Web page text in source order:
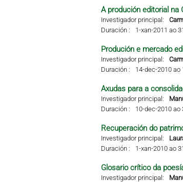
A produción editorial na
Investigador principal:
Duración :
1-xan-2011 ao
Produción e mercado
Investigador principal:
Duración :
14-dec-2010 ao
Axudas para a
Investigador principal:
Duración :
10-dec-2010 ao
Recuperación do
Investigador principal:
Duración :
1-xan-2010 ao
Glosario crítico da
Investigador principal: